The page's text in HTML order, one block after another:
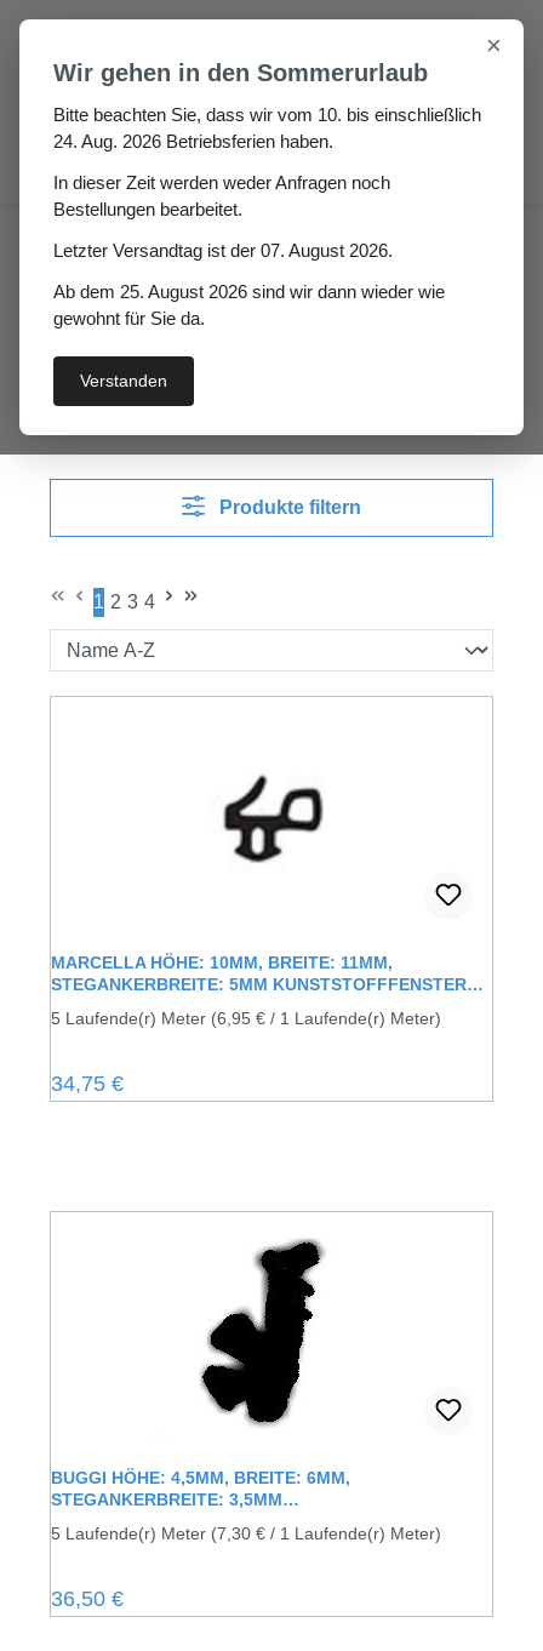
Zum Hauptinhalt springen
Haus
Fenster- / Türprofile
Kunststofffenster &
Türen
Produkte filtern
Seite
1
Seite
2
Seite
3
Seite
4
MARCELLA HÖHE: 10MM, BREITE: 11MM,
STEGANKERBREITE: 5MM KUNSTSTOFFFENSTER
5 Laufende(r) Meter (6,95 € / 1 Laufende(r) Meter)
Regulärer Preis:
34,75 €
BUGGI HÖHE: 4,5MM, BREITE: 6MM,
STEGANKERBREITE: 3,5MM
5 Laufende(r) Meter (7,30 € / 1 Laufende(r) Meter)
Regulärer Preis:
36,50 €
×
Wir gehen in den Sommerurlaub
Bitte beachten Sie, dass wir vom 10. bis einschließlich
24. Aug. 2026 Betriebsferien haben.
In dieser Zeit werden weder Anfragen noch
Bestellungen bearbeitet.
Letzter Versandtag ist der 07. August 2026.
Ab dem 25. August 2026 sind wir dann wieder wie
gewohnt für Sie da.
Verstanden